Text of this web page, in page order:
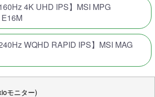
4K UHD IPS】MSI MPG
WQHD RAPID IPS】MSI MAG
モニター)